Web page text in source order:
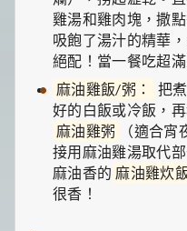
雞湯和雞肉塊，撒
吸飽了湯汁的精華
絕配！當一餐吃超滿
麻油雞飯/粥：
把
好的白飯或冷飯，
麻油雞粥
（適合
接用麻油雞湯取代
麻油香的 麻油雞炊
很香！